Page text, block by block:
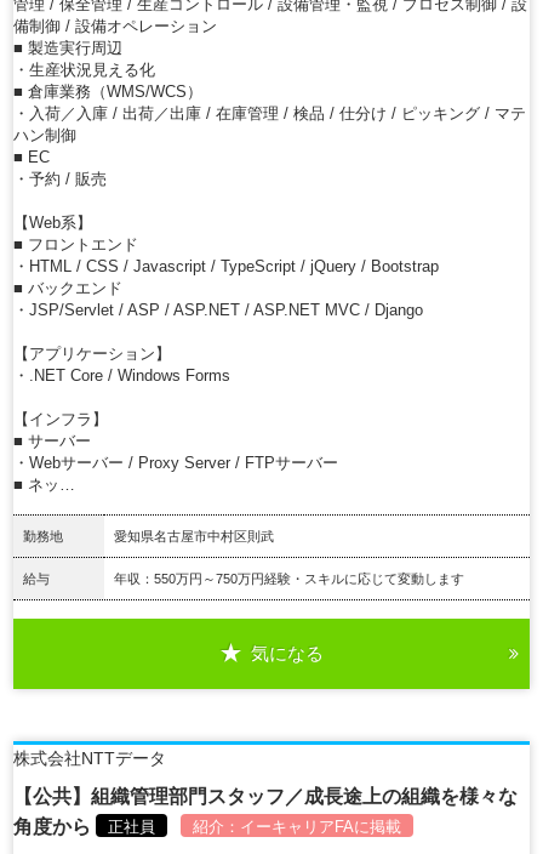
管理 / 保全管理 / 生産コントロール / 設備管理・監視 / プロセス制御 / 設
備制御 / 設備オペレーション
■ 製造実行周辺
・生産状況見える化
■ 倉庫業務（WMS/WCS）
・入荷／入庫 / 出荷／出庫 / 在庫管理 / 検品 / 仕分け / ピッキング / マテ
ハン制御
■ EC
・予約 / 販売
【Web系】
■ フロントエンド
・HTML / CSS / Javascript / TypeScript / jQuery / Bootstrap
■ バックエンド
・JSP/Servlet / ASP / ASP.NET / ASP.NET MVC / Django
【アプリケーション】
・.NET Core / Windows Forms
【インフラ】
■ サーバー
・Webサーバー / Proxy Server / FTPサーバー
■ ネッ…
勤務地 愛知県名古屋市中村区則武
給与 年収：550万円～750万円経験・スキルに応じて変動します
気になる
株式会社NTTデータ
【公共】組織管理部門スタッフ／成長途上の組織を様々な
角度から
正社員 紹介： イーキャリアFAに掲載